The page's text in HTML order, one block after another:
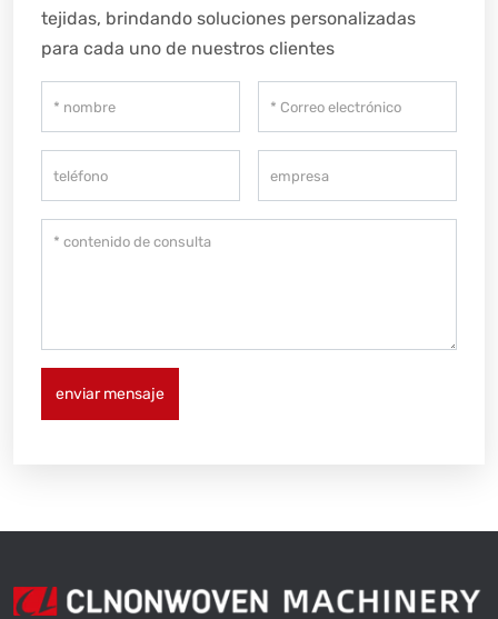
tejidas, brindando soluciones personalizadas
para cada uno de nuestros clientes
enviar mensaje